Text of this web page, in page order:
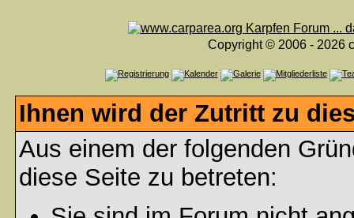
Copyright © 2006 - 2026
Ihnen wird der Zutritt zu
Aus einem der folgenden
diese Seite zu betreten: